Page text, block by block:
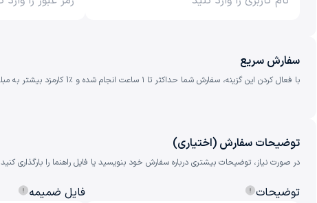
سفارش سریع
با فعال کردن این گزینه، سفارش شما حداکثر تا ۱ ساعت انجام شده و ٪1 کارمزد بیشتر به مبلغ نهایی اضافه می‌شود.
توضیحات سفارش (اختیاری)
در صورت نیاز، توضیحات بیشتری درباره سفارش خود بنویسید یا فایل راهنما را بارگذاری کنید
توضیحات فایل ضمیمه